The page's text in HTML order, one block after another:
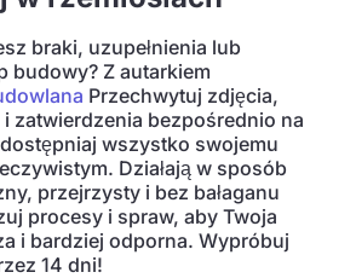
braki, uzupełnienia lub
budowy? Z autarkiem
Przechwytuj zdjęcia,
zatwierdzenia bezpośrednio na
wszystko swojemu
Działają w sposób
przejrzysty i bez bałaganu
procesy i spraw, aby Twoja
i bardziej odporna. Wypróbuj
14 dni!